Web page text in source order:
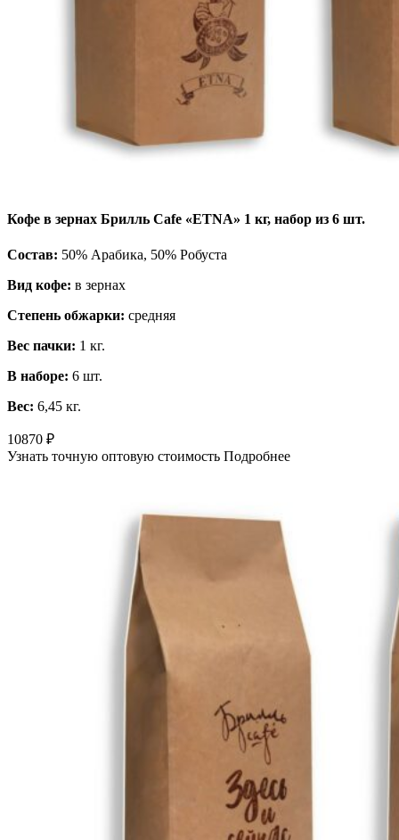
Кофе в зернах Брилль Cafe «ETNA» 1 кг, набор из 6 шт.
Состав: 50% Арабика, 50% Робуста
Вид кофе: в зернах
Степень обжарки: средняя
Вес пачки: 1 кг.
В наборе: 6 шт.
Вес: 6,45 кг.
10870 ₽
Узнать точную оптовую стоимость Подробнее